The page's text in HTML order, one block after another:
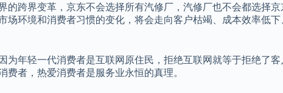
的跨界变革，京东不会选择所有汽修厂，汽修厂也不会都选择京
场环境和消费者习惯的变化，将会走向客户枯竭、成本效率低下
为年轻一代消费者是互联网原住民，拒绝互联网就等于拒绝了客
者，热爱消费者是服务业永恒的真理。